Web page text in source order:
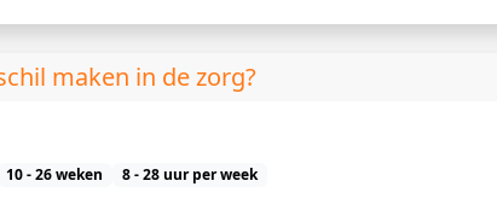
maken in de zorg?
10 - 26 weken
8 - 28 uur per week